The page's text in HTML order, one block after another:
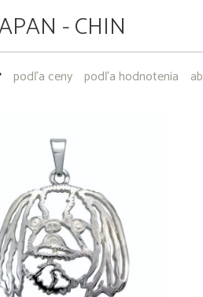
- CHIN
podľa ceny podľa hodnotenia